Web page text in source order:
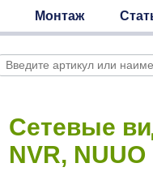
Монтаж
Сетевые
NVR,